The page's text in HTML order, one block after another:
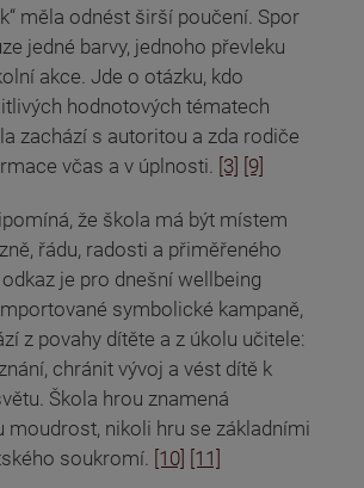
měla odnést širší poučení. Spor
jedné barvy, jednoho převleku
akce. Jde o otázku, kdo
hodnotových tématech
zachází s autoritou a zda rodiče
včas a v úplnosti. [3] [9]
že škola má být místem
řádu, radosti a přiměřeného
je pro dnešní wellbeing
symbolické kampaně,
z povahy dítěte a z úkolu učitele:
chránit vývoj a vést dítě k
Škola hrou znamená
moudrost, nikoli hru se základními
soukromí. [10] [11]